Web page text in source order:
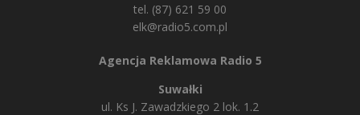
tel. (87) 621 59 00
elk@radio5.com.pl
Agencja Reklamowa Radio 5
Suwałki
ul. Ks J. Zawadzkiego 2 lok. 1.2